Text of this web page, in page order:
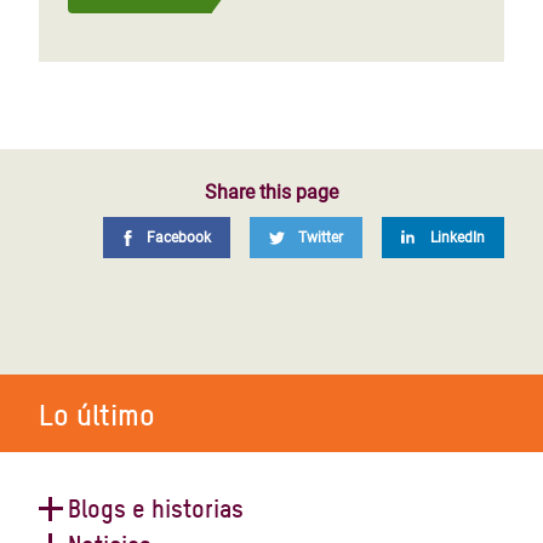
Share this page
Facebook Twitter LinkedIn
Lo último
Blogs e historias